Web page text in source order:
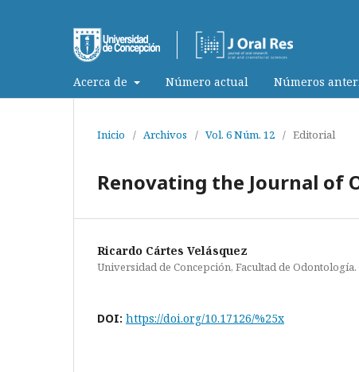
Acerca de Número actual Números
Inicio / Archivos / Vol. 6 Núm. 12 / Editorial
Renovating the Journal of
Ricardo Cártes Velásquez
Universidad de Concepción, Facultad de Odontología.
DOI: https://doi.org/10.17126/%25x